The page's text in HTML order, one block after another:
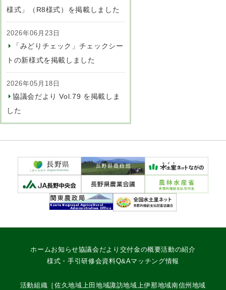
様式」（R8様式）を掲載しました
2026年06月23日
「みどりチェック」チェックシー
トの新様式を掲載しました
2026年05月18日
協議会だより Vol.79 を掲載しま
した
ホームお知らせ協議会だより 交付金の概要活動の紹介
様式・手引研修会資料Q&Aマッチング情報
活動組織 ［佐久地域上田地域諏訪地域上伊那地域南信州地域